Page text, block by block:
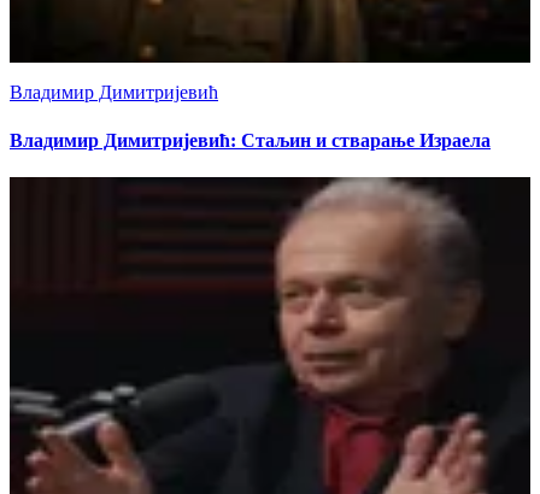
Владимир Димитријевић
Владимир Димитријевић: Стаљин и стварање Израела